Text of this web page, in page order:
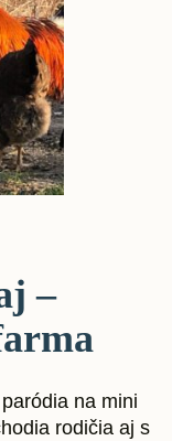
–
na mini
rodičia aj s